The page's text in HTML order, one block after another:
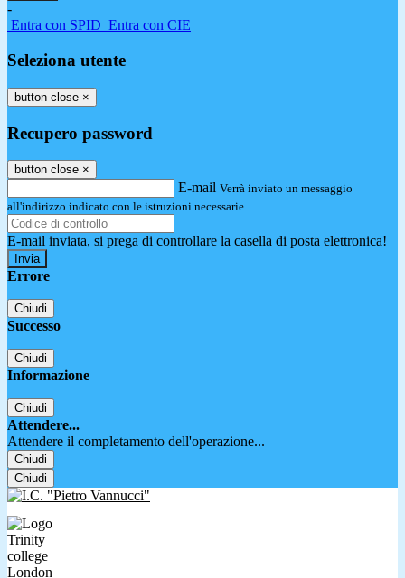
-
Entra con SPID Entra con CIE
Seleziona utente
button close ×
Recupero password
button close ×
E-mail Verrà inviato un messaggio
all'indirizzo indicato con le istruzioni necessarie.
E-mail inviata, si prega di controllare la casella di posta elettronica!
Errore
Chiudi
Successo
Chiudi
Informazione
Chiudi
Attendere...
Attendere il completamento dell'operazione...
Chiudi
Chiudi